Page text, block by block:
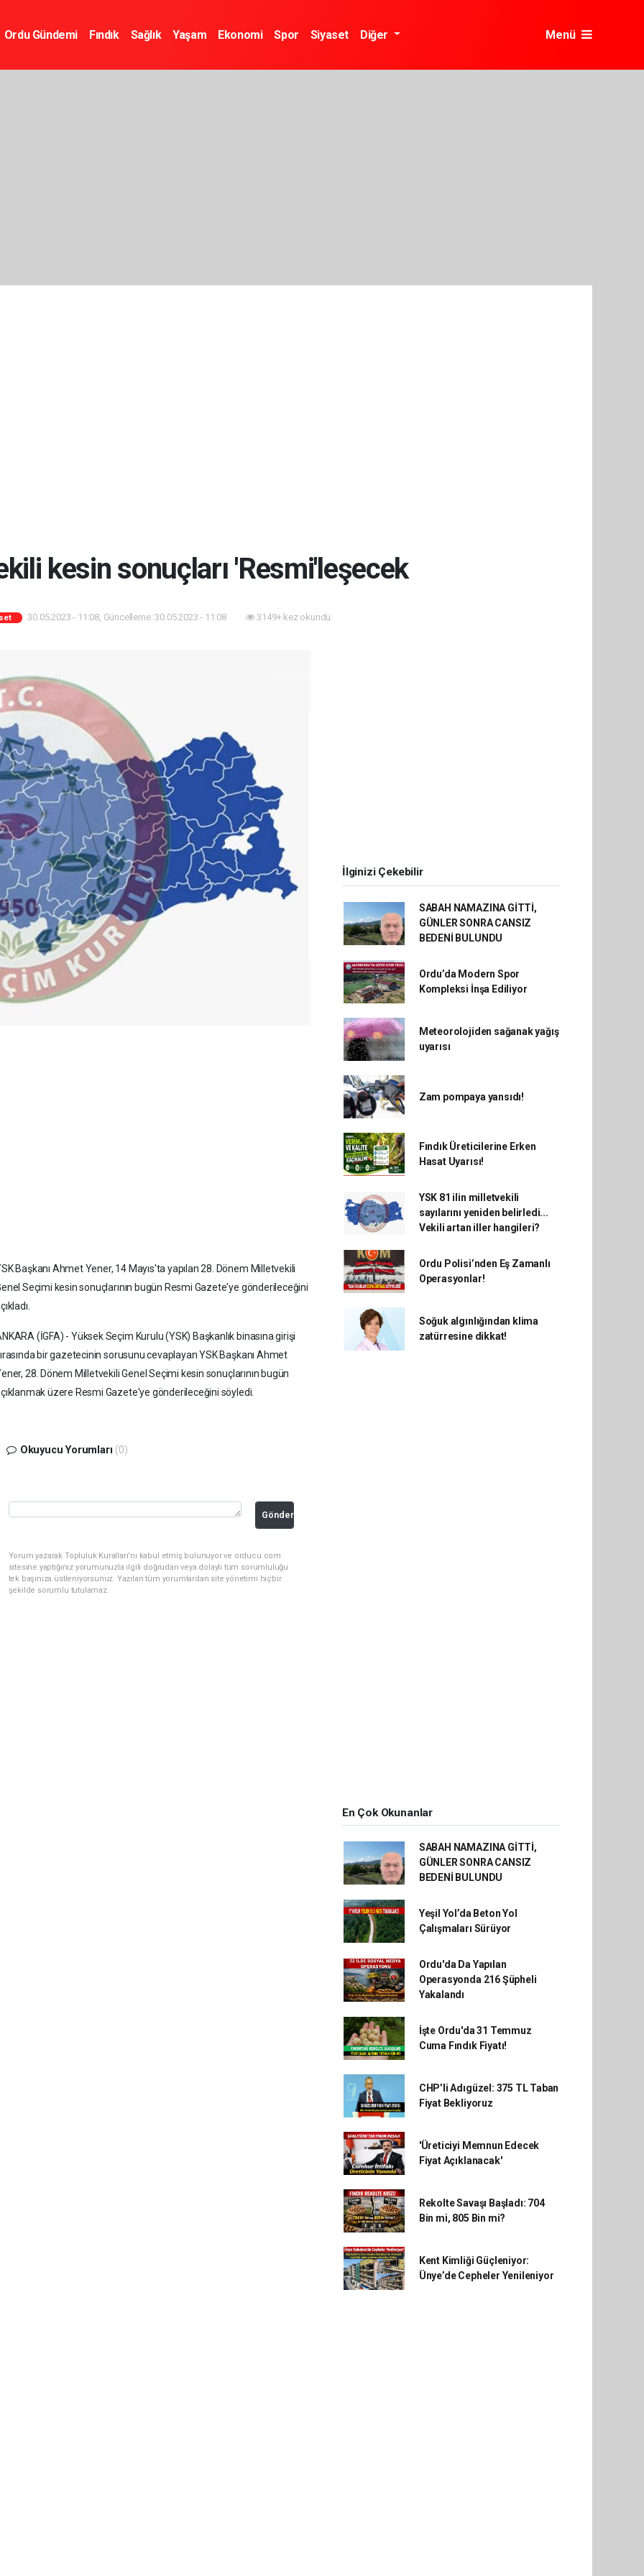
Ordu Gündemi Fındık Sağlık Yaşam Ekonomi Spor Siyaset Diğer Menü
kesin sonuçları 'Resmi'leşecek
30.05.2023 - 11:08, Güncelleme: 30.05.2023 - 11:08 3149+ kez okundu.
Başkanı Ahmet Yener, 14 Mayıs'ta yapılan 28. Dönem Milletvekili
Seçimi kesin sonuçlarının bugün Resmi Gazete'ye gönderileceğini
(İGFA) - Yüksek Seçim Kurulu (YSK) Başkanlık binasına girişi
bir gazetecinin sorusunu cevaplayan YSK Başkanı Ahmet
28. Dönem Milletvekili Genel Seçimi kesin sonuçlarının bugün
üzere Resmi Gazete'ye gönderileceğini söyledi.
Okuyucu Yorumları (0)
Gönder
Yorum yazarak Topluluk Kuralları’nı kabul etmiş bulunuyor ve orducu.com
sitesine yaptığınız yorumunuzla ilgili doğrudan veya dolaylı tüm sorumluluğu
tek başınıza üstleniyorsunuz. Yazılan tüm yorumlardan site yönetimi hiçbir
şekilde sorumlu tutulamaz.
İlginizi Çekebilir
SABAH NAMAZINA GİTTİ,
GÜNLER SONRA CANSIZ
BEDENİ BULUNDU
Ordu’da Modern Spor
Kompleksi İnşa Ediliyor
Meteorolojiden sağanak yağış
uyarısı
Zam pompaya yansıdı!
Fındık Üreticilerine Erken
Hasat Uyarısı!
YSK 81 ilin milletvekili
sayılarını yeniden belirledi...
Vekili artan iller hangileri?
Ordu Polisi’nden Eş Zamanlı
Operasyonlar!
Soğuk algınlığından klima
zatürresine dikkat!
En Çok Okunanlar
SABAH NAMAZINA GİTTİ,
GÜNLER SONRA CANSIZ
BEDENİ BULUNDU
Yeşil Yol’da Beton Yol
Çalışmaları Sürüyor
Ordu'da Da Yapılan
Operasyonda 216 Şüpheli
Yakalandı
İşte Ordu'da 31 Temmuz
Cuma Fındık Fiyatı!
CHP’li Adıgüzel: 375 TL Taban
Fiyat Bekliyoruz
'Üreticiyi Memnun Edecek
Fiyat Açıklanacak'
Rekolte Savaşı Başladı: 704
Bin mi, 805 Bin mi?
Kent Kimliği Güçleniyor:
Ünye’de Cepheler Yenileniyor